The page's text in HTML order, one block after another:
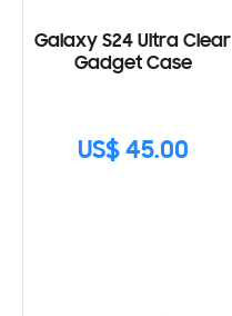
Galaxy S24 Ultra Clear
Gadget Case
US$ 45.00